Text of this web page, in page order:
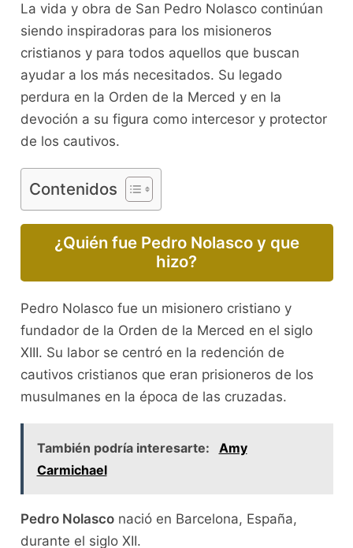
La vida y obra de San Pedro Nolasco continúan
siendo inspiradoras para los misioneros
cristianos y para todos aquellos que buscan
ayudar a los más necesitados. Su legado
perdura en la Orden de la Merced y en la
devoción a su figura como intercesor y protector
de los cautivos.
Contenidos
¿Quién fue Pedro Nolasco y que
hizo?
Pedro Nolasco fue un misionero cristiano y
fundador de la Orden de la Merced en el siglo
XIII. Su labor se centró en la redención de
cautivos cristianos que eran prisioneros de los
musulmanes en la época de las cruzadas.
También podría interesarte:
Amy
Carmichael
Pedro Nolasconació en Barcelona, España,
durante el siglo XII.